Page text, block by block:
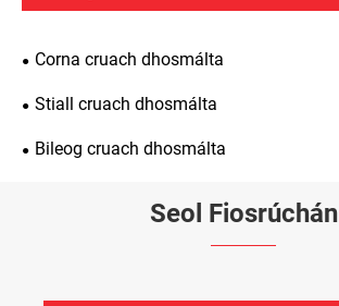
Corna cruach dhosmálta
Stiall cruach dhosmálta
Bileog cruach dhosmálta
Seol Fiosrúchán